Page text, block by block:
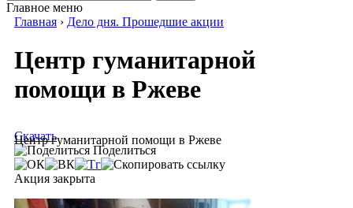
Главное меню
Главная › Дело дня. Прошедшие акции
Центр гуманитарной
помощи в Ржеве
Центр гуманитарной помощи в Ржеве
Скачать
Поделиться
Акция закрыта